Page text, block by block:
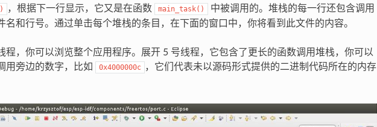
，根据下一行显示，它又是在函数 main_task()
中被调用的。堆栈的每一行还包含调用
名和行号。通过单击每个堆栈的条目，在下面的窗口中，你将看到此文件的内容。
程，你可以浏览整个应用程序。展开 5 号线程，它包含了更长的函数调用堆栈，你可以
用旁边的数字，比如
0x4000000c ，它们代表未以源码形式提供的二进制代码所在的内存